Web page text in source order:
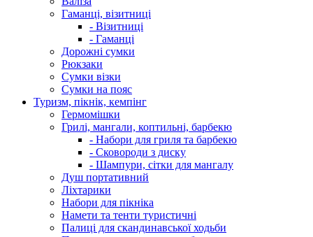
Гаманці, візитниці
- Візитниці
- Гаманці
Дорожні сумки
Рюкзаки
Сумки візки
Сумки на пояс
Туризм, пікнік, кемпінг
Гермомішки
Грилі, мангали, коптильні, барбекю
- Набори для гриля та барбекю
- Сковороди з диску
- Шампури, сітки для мангалу
Душ портативний
Ліхтарики
Набори для пікніка
Намети та тенти туристичні
Палиці для скандинавської ходьби